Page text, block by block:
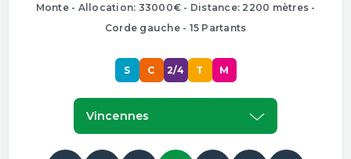
Monte - Allocation: 33000€ - Distance: 2200 mètres -
Corde gauche - 15 Partants
S C 2/4 T M
Vincennes